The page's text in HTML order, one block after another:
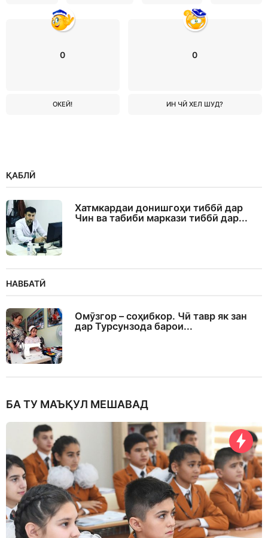
0
ОКЕЙ!
0
ИН ЧӢ ХЕЛ ШУД?
ҚАБЛӢ
Хатмкардаи донишгоҳи тиббӣ дар
Чин ва табиби маркази тиббӣ дар...
НАВБАТӢ
Омӯзгор – соҳибкор. Чӣ тавр як зан
дар Турсунзода барои...
БА ТУ МАЪҚУЛ МЕШАВАД